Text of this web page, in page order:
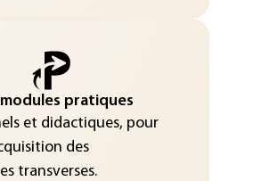
pratiques
et didactiques, pour
des
transverses.